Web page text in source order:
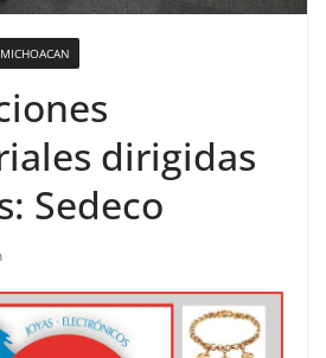
MICHOACAN
dirigidas
Sedeco